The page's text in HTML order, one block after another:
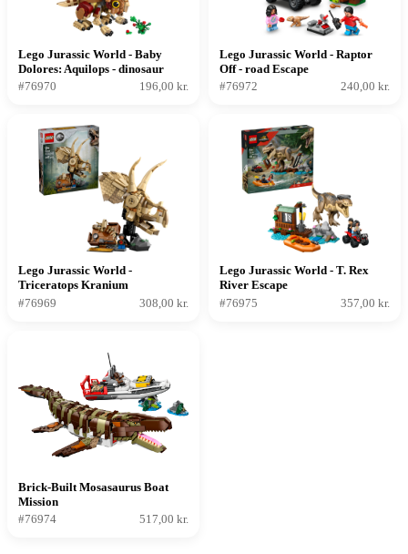
Lego Jurassic World - Baby
Dolores: Aquilops - dinosaur
#76970
196,00 kr.
Lego Jurassic World - Raptor
Off - road Escape
#76972
240,00 kr.
Lego Jurassic World -
Triceratops Kranium
Dinosaurfossiler
#76969 308,00 kr.
Lego Jurassic World - T. Rex
River Escape
#76975
357,00 kr.
Brick-Built Mosasaurus Boat
Mission
#76974
517,00 kr.